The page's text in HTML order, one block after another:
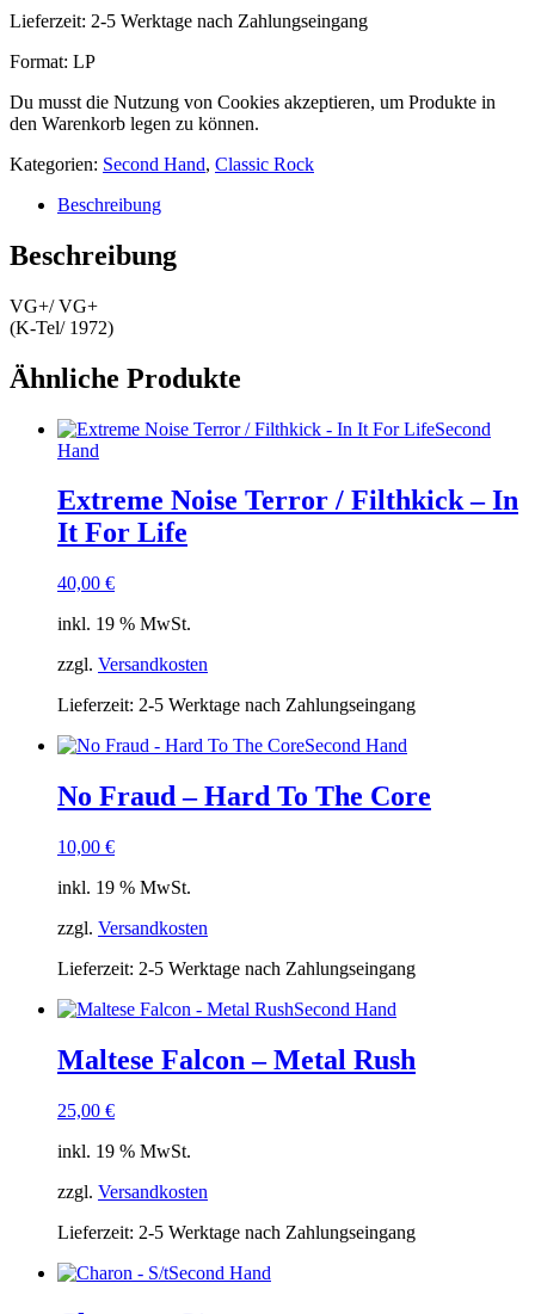
Lieferzeit: 2-5 Werktage nach Zahlungseingang
Format: LP
Du musst die Nutzung von Cookies akzeptieren, um Produkte in
den Warenkorb legen zu können.
Kategorien: Second Hand, Classic Rock
Beschreibung
Beschreibung
VG+/ VG+
(K-Tel/ 1972)
Ähnliche Produkte
Second
Hand
Extreme Noise Terror / Filthkick – In
It For Life
40,00 €
inkl. 19 % MwSt.
zzgl. Versandkosten
Lieferzeit: 2-5 Werktage nach Zahlungseingang
Second Hand
No Fraud – Hard To The Core
10,00 €
inkl. 19 % MwSt.
zzgl. Versandkosten
Lieferzeit: 2-5 Werktage nach Zahlungseingang
Second Hand
Maltese Falcon – Metal Rush
25,00 €
inkl. 19 % MwSt.
zzgl. Versandkosten
Lieferzeit: 2-5 Werktage nach Zahlungseingang
Second Hand